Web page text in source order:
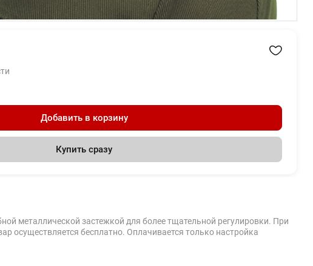
Добавить в корзину
Купить сразу
металлической застежкой для более тщательной регулировки. При
осуществляется бесплатно. Оплачивается только настройка